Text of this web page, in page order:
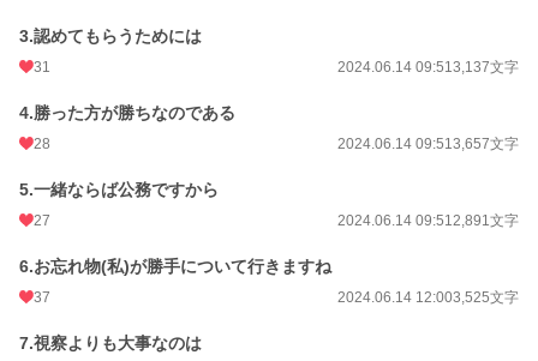
年間ポイント
3.認めてもらうためには
31 2024.06.14 09:513,137文字
4.勝った方が勝ちなのである
28 2024.06.14 09:513,657文字
5.一緒ならば公務ですから
27 2024.06.14 09:512,891文字
6.お忘れ物(私)が勝手について行きますね
37 2024.06.14 12:003,525文字
7.視察よりも大事なのは